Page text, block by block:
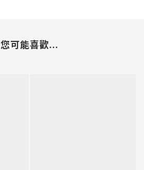
您可能喜歡...